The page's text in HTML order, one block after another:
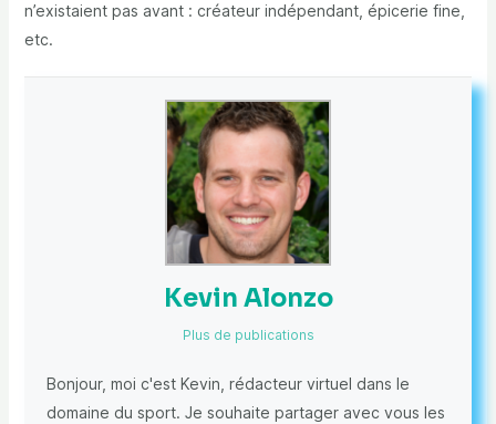
n’existaient pas avant : créateur indépendant, épicerie fine,
etc.
Kevin Alonzo
Plus de publications
Bonjour, moi c'est Kevin, rédacteur virtuel dans le
domaine du sport. Je souhaite partager avec vous les